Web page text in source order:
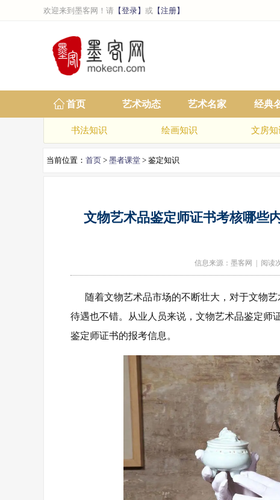
欢迎来到墨客网！请 【登录】 或 【注册】
首页 艺术动态 艺术名家 经典
书法知识 绘画知识 文房知
当前位置： 首页 > 墨者课堂 > 鉴定知识
文物艺术品鉴定师证书考核哪些
信息来源：墨客网 | 阅读
随着文物艺术品市场的不断壮大，对于文物
待遇也不错。从业人员来说，‌文物艺术品鉴定师
鉴定师证书的报考信息。